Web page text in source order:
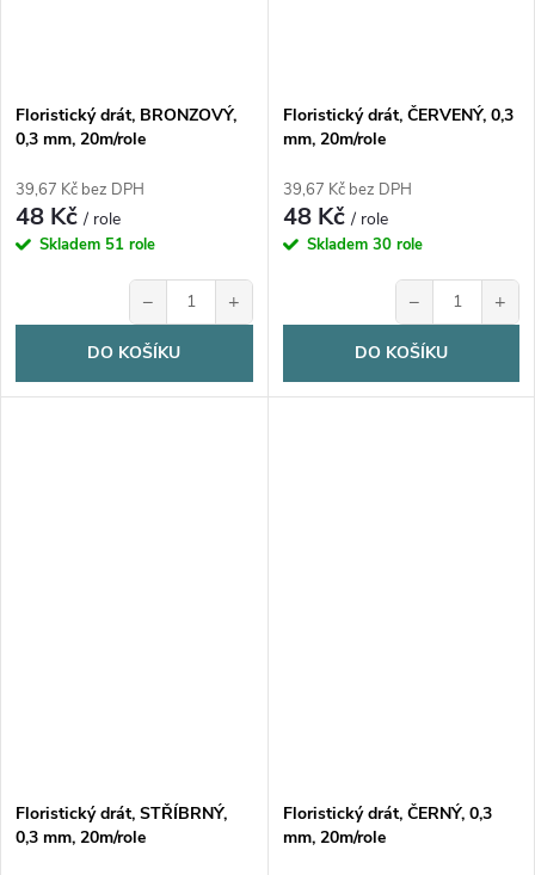
Floristický drát, BRONZOVÝ,
0,3 mm, 20m/role
39,67 Kč bez DPH
48 Kč/ role
Skladem 51 role
− +
DO KOŠÍKU
Floristický drát, ČERVENÝ, 0,3
mm, 20m/role
39,67 Kč bez DPH
48 Kč/ role
Skladem 30 role
− +
DO KOŠÍKU
Floristický drát, STŘÍBRNÝ,
0,3 mm, 20m/role
Floristický drát, ČERNÝ, 0,3
mm, 20m/role